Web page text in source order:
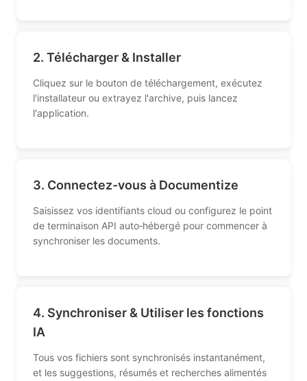
2. Télécharger & Installer
Cliquez sur le bouton de téléchargement, exécutez
l'installateur ou extrayez l'archive, puis lancez
l'application.
3. Connectez-vous à Documentize
Saisissez vos identifiants cloud ou configurez le point
de terminaison API auto‑hébergé pour commencer à
synchroniser les documents.
4. Synchroniser & Utiliser les fonctions
IA
Tous vos fichiers sont synchronisés instantanément,
et les suggestions, résumés et recherches alimentés